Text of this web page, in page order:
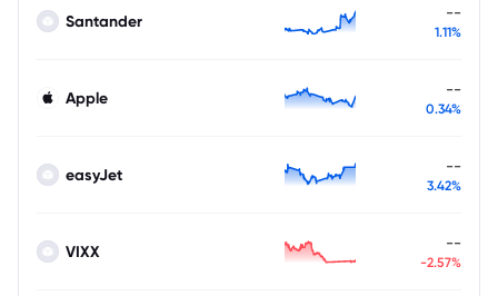
Santander --
1.11%
Apple --
0.34%
easyJet --
3.42%
VIXX --
-2.57%